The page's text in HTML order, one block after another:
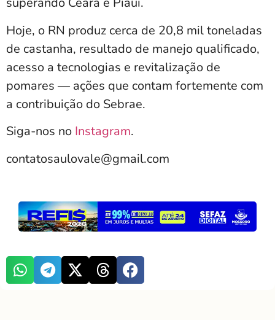
Hoje, o RN produz cerca de 20,8 mil toneladas
de castanha, resultado de manejo qualificado,
acesso a tecnologias e revitalização de
pomares — ações que contam fortemente com
a contribuição do Sebrae.
Siga-nos no Instagram.
contatosaulovale@gmail.com